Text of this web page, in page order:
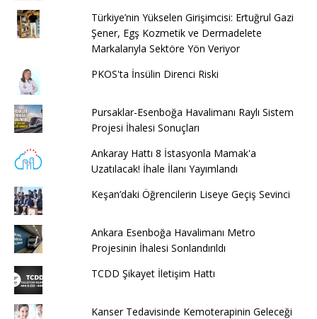
Türkiye’nin Yükselen Girişimcisi: Ertuğrul Gazi
Şener, Egş Kozmetik ve Dermadelete
Markalarıyla Sektöre Yön Veriyor
PKOS'ta İnsülin Direnci Riski
Pursaklar-Esenboğa Havalimanı Raylı Sistem
Projesi İhalesi Sonuçları
Ankaray Hattı 8 İstasyonla Mamak'a
Uzatılacak! İhale İlanı Yayımlandı
Keşan’daki Öğrencilerin Liseye Geçiş Sevinci
Ankara Esenboğa Havalimanı Metro
Projesinin İhalesi Sonlandırıldı
TCDD Şikayet İletişim Hattı
Kanser Tedavisinde Kemoterapinin Geleceği